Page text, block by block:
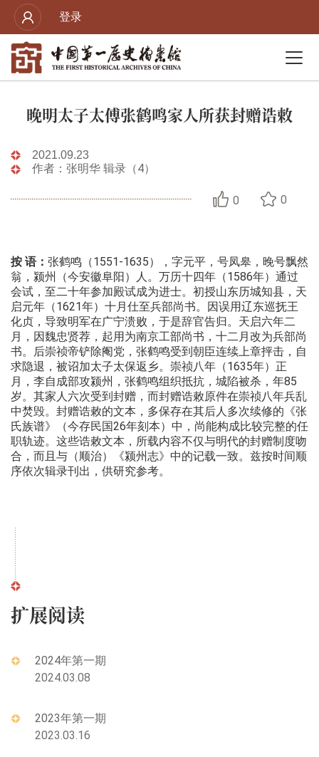
登录
晚明太子太傅张鹤鸣家人所获封赠诰敕
2021.09.23
作者：张明华 辑录（4）
0 0
按 语： 张鹤鸣（1551-1635），字元平，号凤皋，晚号飘然
翁，颍州（今安徽阜阳）人。万历十四年（1586年）通过
会试，至二十年参加殿试成为进士。初授山东历城知县，天
启元年（1621年）十月仕至兵部尚书。因误用辽东巡抚王
化贞，导致明军在广宁溃败，于是辞官告归。天启六年二
月，因魏忠贤荐，起用为南京工部尚书，十二月改为兵部尚
书。后崇祯帝铲除阉党，张鹤鸣受到朝臣连续上章抨击，自
求隐退，被诏加太子太保返乡。崇祯八年（1635年）正
月，李自成部攻颍州，张鹤鸣组织抵抗，城陷被杀，年85
岁。其家人六次受到封赠，而封赠诰敕原件在崇祯八年兵乱
中焚毁。封赠诰敕的文本，多保存在其后人多次续修的《张
氏族谱》（今存民国26年刻本）中，尚能构成比较完整的任
职轨迹。这些诰敕文本，所载内容不仅与明代的封赠制度吻
合，而且与（顺治）《颍州志》中的记载一致。兹按时间顺
序依次辑录刊出，供研究参考。
扩展阅读
2024年第一期
2024.03.08
2023年第一期
2023.03.16